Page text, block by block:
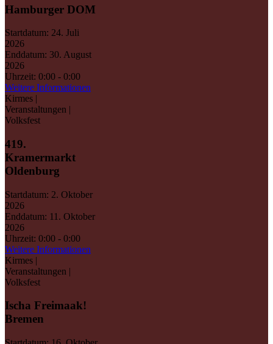
Hamburger DOM
Startdatum: 24. Juli
2026
Enddatum: 30. August
2026
Uhrzeit: 0:00 - 0:00
Weitere Informationen
Kirmes |
Veranstaltungen |
Volksfest
419.
Kramermarkt
Oldenburg
Startdatum: 2. Oktober
2026
Enddatum: 11. Oktober
2026
Uhrzeit: 0:00 - 0:00
Weitere Informationen
Kirmes |
Veranstaltungen |
Volksfest
Ischa Freimaak!
Bremen